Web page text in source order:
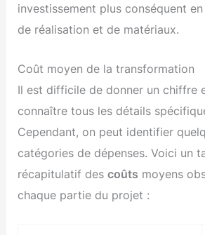
investissement plus conséquent
de réalisation et de matériaux.
Coût moyen de la transformation
Il est difficile de donner un chiffre
connaître tous les détails
Cependant, on peut identifier
catégories de dépenses. Voici un
récapitulatif descoûts moyens
chaque partie du projet :